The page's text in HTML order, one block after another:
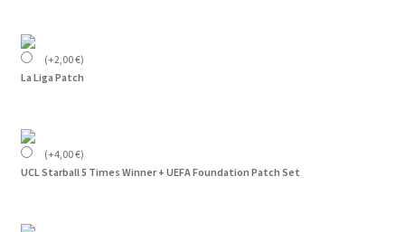
(+2,00€)
La Liga Patch
(+4,00€)
UCL Starball 5 Times Winner + UEFA Foundation Patch Set